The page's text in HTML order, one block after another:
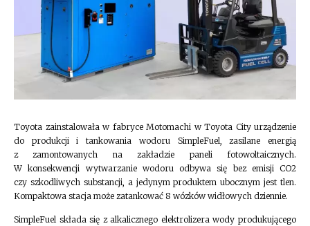
Toyota zainstalowała w fabryce Motomachi w Toyota City urządzenie
do produkcji i tankowania wodoru SimpleFuel, zasilane energią
z zamontowanych na zakładzie paneli fotowoltaicznych.
W konsekwencji wytwarzanie wodoru odbywa się bez emisji CO2
czy szkodliwych substancji, a jedynym produktem ubocznym jest tlen.
Kompaktowa stacja może zatankować 8 wózków widłowych dziennie.
SimpleFuel składa się z alkalicznego elektrolizera wody produkującego